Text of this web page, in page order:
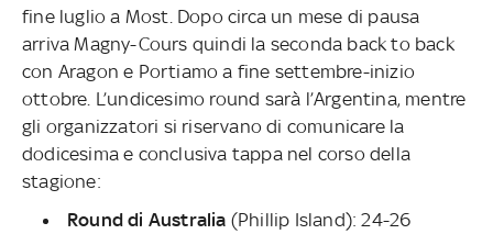
fine luglio a Most. Dopo circa un mese di pausa
arriva Magny-Cours quindi la seconda back to back
con Aragon e Portiamo a fine settembre-inizio
ottobre. L’undicesimo round sarà l’Argentina, mentre
gli organizzatori si riservano di comunicare la
dodicesima e conclusiva tappa nel corso della
stagione:
Round di Australia (Phillip Island): 24-26